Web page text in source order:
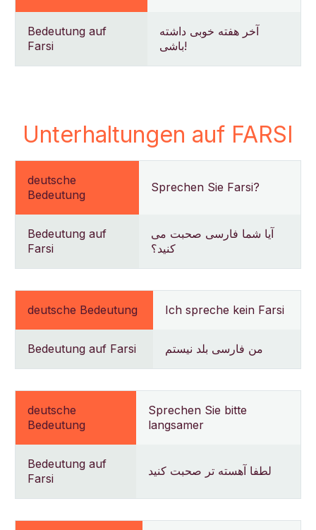
Bedeutung auf
Farsi
آخر هفته خوبی داشته
باشی!
Unterhaltungen auf FARSI
deutsche
Bedeutung
Sprechen Sie Farsi?
Bedeutung auf
Farsi
آیا شما فارسی صحبت می
کنید؟
deutsche Bedeutung Ich spreche kein Farsi
Bedeutung auf Farsi من فارسی بلد نیستم
deutsche
Bedeutung
Sprechen Sie bitte
langsamer
Bedeutung auf
Farsi
لطفا آهسته تر صحبت کنید